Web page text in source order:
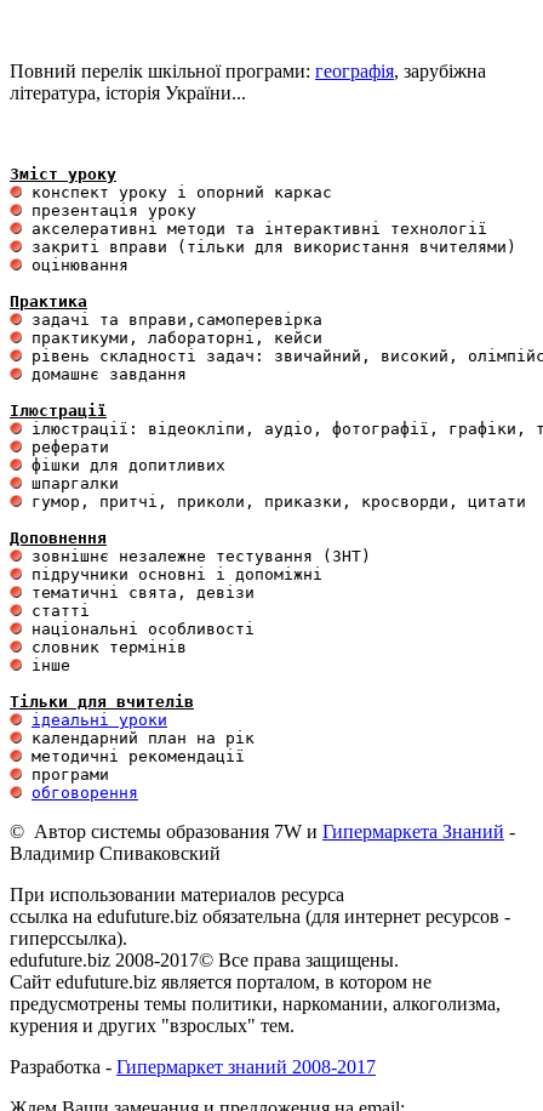
Повний перелік шкільної програми: географія, зарубіжна
література, історія України...
Зміст уроку
оцінювання
Практика
домашнє завдання
Ілюстрації
гумор, притчі, приколи, приказки, кросворди, цитати
Доповнення
інше
Тільки для вчителів
ідеальні уроки
обговорення
© Автор системы образования 7W и Гипермаркета Знаний -
Владимир Спиваковский
При использовании материалов ресурса
ссылка на edufuture.biz обязательна (для интернет ресурсов -
гиперссылка).
edufuture.biz 2008-2017© Все права защищены.
Сайт edufuture.biz является порталом, в котором не
предусмотрены темы политики, наркомании, алкоголизма,
курения и других "взрослых" тем.
Разработка - Гипермаркет знаний 2008-2017